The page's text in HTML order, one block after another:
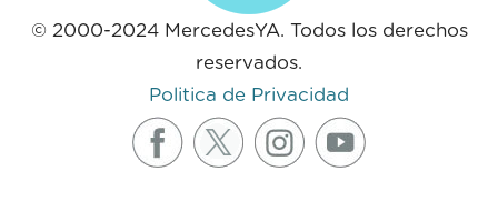
© 2000-2024 MercedesYA. Todos los derechos
reservados.
Politica de Privacidad